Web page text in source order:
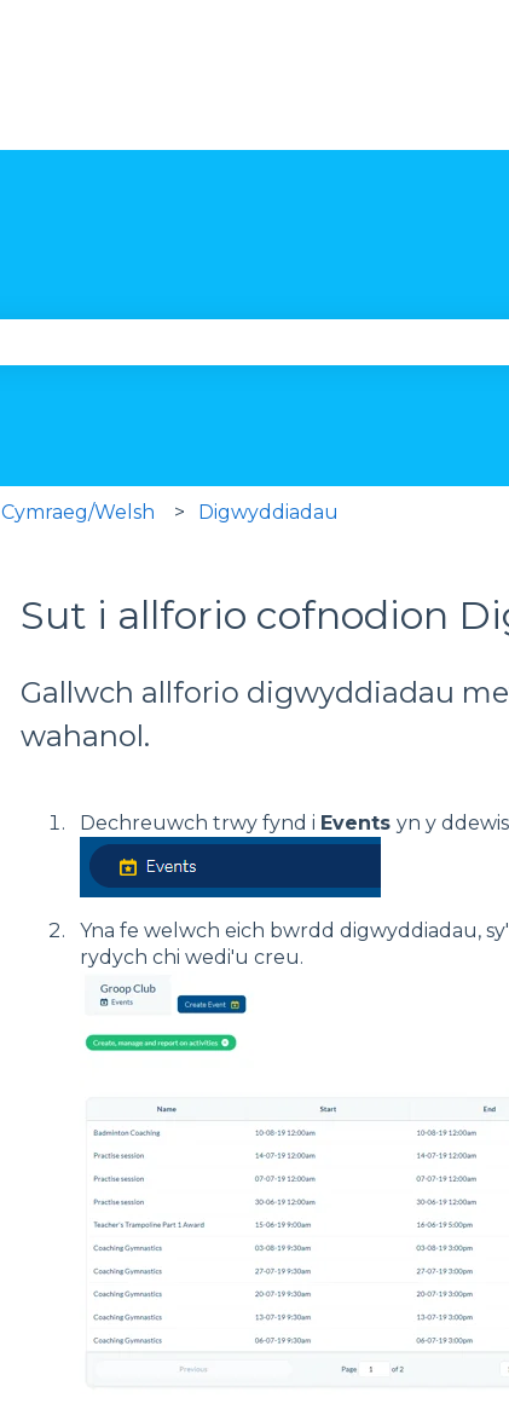
Cymraeg/Welsh Digwyddiadau
Sut i allforio cofnodion
Gallwch allforio digwyddiadau
wahanol.
Dechreuwch trwy fynd i Events yn y
Yna fe welwch eich bwrdd digwyddiadau,
rydych chi wedi'u creu.